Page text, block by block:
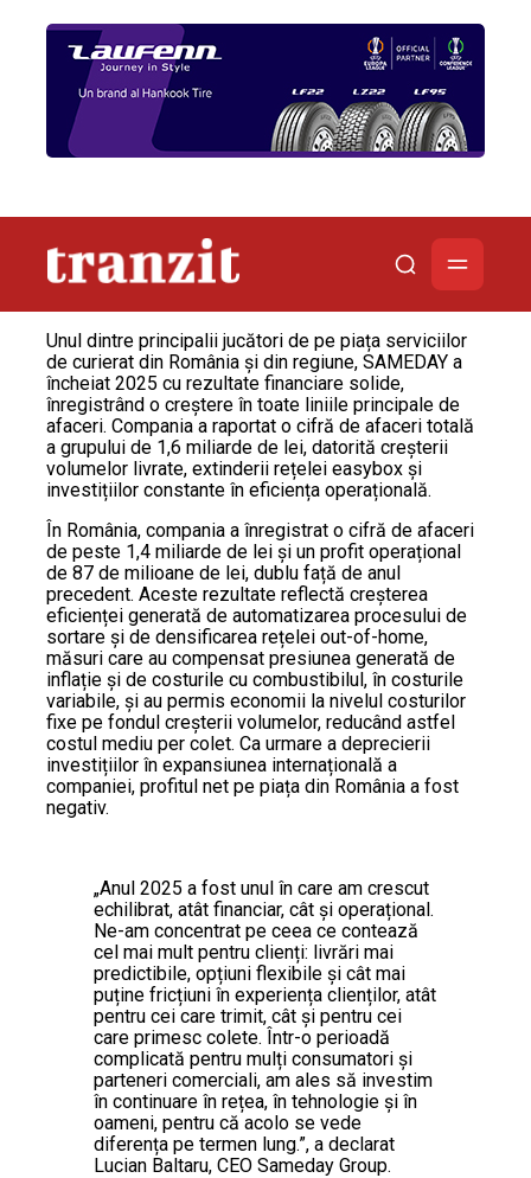
Unul dintre principalii jucători de pe piața serviciilor
de curierat din România și din regiune, SAMEDAY a
încheiat 2025 cu rezultate financiare solide,
înregistrând o creștere în toate liniile principale de
afaceri. Compania a raportat o cifră de afaceri totală
a grupului de 1,6 miliarde de lei, datorită creșterii
volumelor livrate, extinderii rețelei easybox și
investițiilor constante în eficiența operațională.
În România, compania a înregistrat o cifră de afaceri
de peste 1,4 miliarde de lei și un profit operațional
de 87 de milioane de lei, dublu față de anul
precedent. Aceste rezultate reflectă creșterea
eficienței generată de automatizarea procesului de
sortare și de densificarea rețelei out-of-home,
măsuri care au compensat presiunea generată de
inflație și de costurile cu combustibilul, în costurile
variabile, și au permis economii la nivelul costurilor
fixe pe fondul creșterii volumelor, reducând astfel
costul mediu per colet. Ca urmare a deprecierii
investițiilor în expansiunea internațională a
companiei, profitul net pe piața din România a fost
negativ.
„Anul 2025 a fost unul în care am crescut
echilibrat, atât financiar, cât și operațional.
Ne-am concentrat pe ceea ce contează
cel mai mult pentru clienți: livrări mai
predictibile, opțiuni flexibile și cât mai
puține fricțiuni în experiența clienților, atât
pentru cei care trimit, cât și pentru cei
care primesc colete. Într-o perioadă
complicată pentru mulți consumatori și
parteneri comerciali, am ales să investim
în continuare în rețea, în tehnologie și în
oameni, pentru că acolo se vede
diferența pe termen lung.”, a declarat
Lucian Baltaru, CEO Sameday Group.